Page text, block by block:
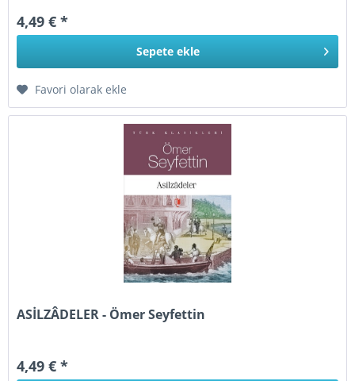
4,49 € *
Sepete ekle
Favori olarak ekle
ASİLZÂDELER - Ömer Seyfettin
4,49 € *